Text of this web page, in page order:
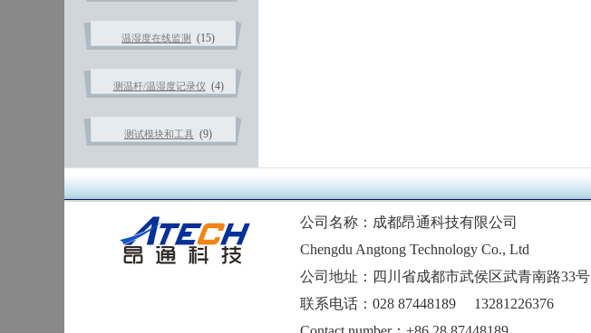
温湿度在线监测 (15)
测温杆/温湿度记录仪 (4)
测试模块和工具 (9)
公司名称：成都昂通科技有限公司
Chengdu Angtong Technology Co., Ltd
公司地址：四川省成都市武侯区武青南路33号
联系电话：028 87448189 13281226376